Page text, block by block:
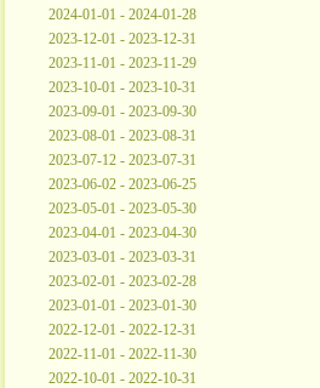
2024-01-01 - 2024-01-28
2023-12-01 - 2023-12-31
2023-11-01 - 2023-11-29
2023-10-01 - 2023-10-31
2023-09-01 - 2023-09-30
2023-08-01 - 2023-08-31
2023-07-12 - 2023-07-31
2023-06-02 - 2023-06-25
2023-05-01 - 2023-05-30
2023-04-01 - 2023-04-30
2023-03-01 - 2023-03-31
2023-02-01 - 2023-02-28
2023-01-01 - 2023-01-30
2022-12-01 - 2022-12-31
2022-11-01 - 2022-11-30
2022-10-01 - 2022-10-31